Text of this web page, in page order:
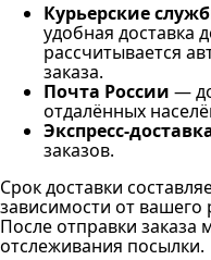
Курьерские
удобная доставка
рассчитывается
заказа.
Почта России —
отдалённых
Экспресс-
заказов.
Срок доставки
зависимости от
После отправки
отслеживания посылки.